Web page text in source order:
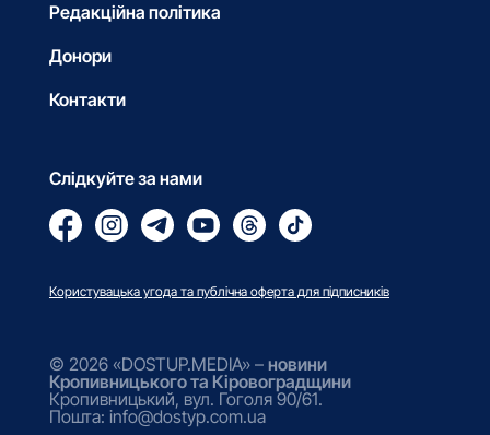
Редакційна політика
Донори
Контакти
Слідкуйте за нами
Користувацька угода та публічна оферта для підписників
© 2026 «DOSTUP.MEDIA» – новини
Кропивницького та Кіровоградщини
Кропивницький, вул. Гоголя 90/61.
Пошта: info@dostyp.com.ua